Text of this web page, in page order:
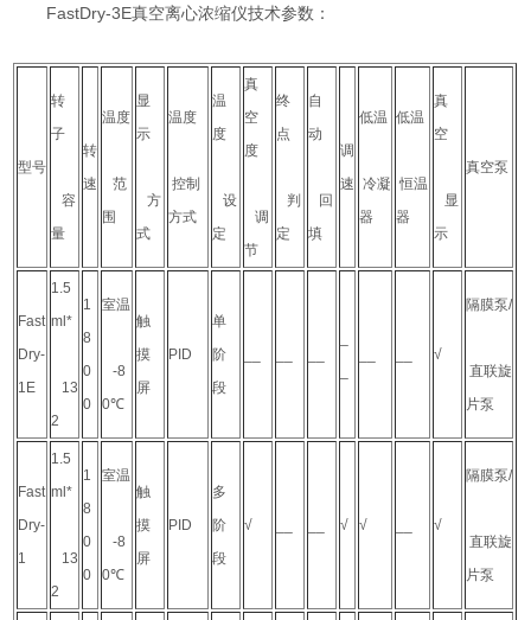
FastDry-3E真空离心浓缩仪技术参数：
型号
转
子
容
量
转
速
温度
范
围
显
示
方
式
温度
控制
方式
温
度
设
定
真
空
度
调
节
终
点
判
定
自
动
回
填
调
速
低温
冷凝
器
低温
恒温
器
真
空
显
示
真空泵
Fast
Dry-
1E
1.5
ml*
13
2
1
8
0
0
室温
-8
0℃
触
摸
屏
PID
单
阶
段
√
隔膜泵/
直联旋
片泵
Fast
Dry-
1
1.5
ml*
13
2
1
8
0
0
室温
-8
0℃
触
摸
屏
PID
多
阶
段
√ √ √ √
隔膜泵/
直联旋
片泵